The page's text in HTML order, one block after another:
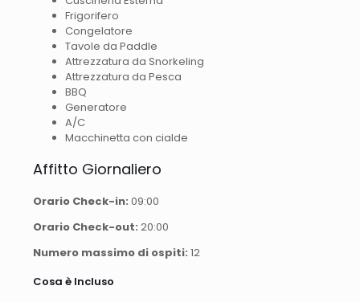
Frigorifero
Congelatore
Tavole da Paddle
Attrezzatura da Snorkeling
Attrezzatura da Pesca
BBQ
Generatore
A/C
Macchinetta con cialde
Affitto Giornaliero
Orario Check-in: 09:00
Orario Check-out: 20:00
Numero massimo di ospiti: 12
Cosa è Incluso